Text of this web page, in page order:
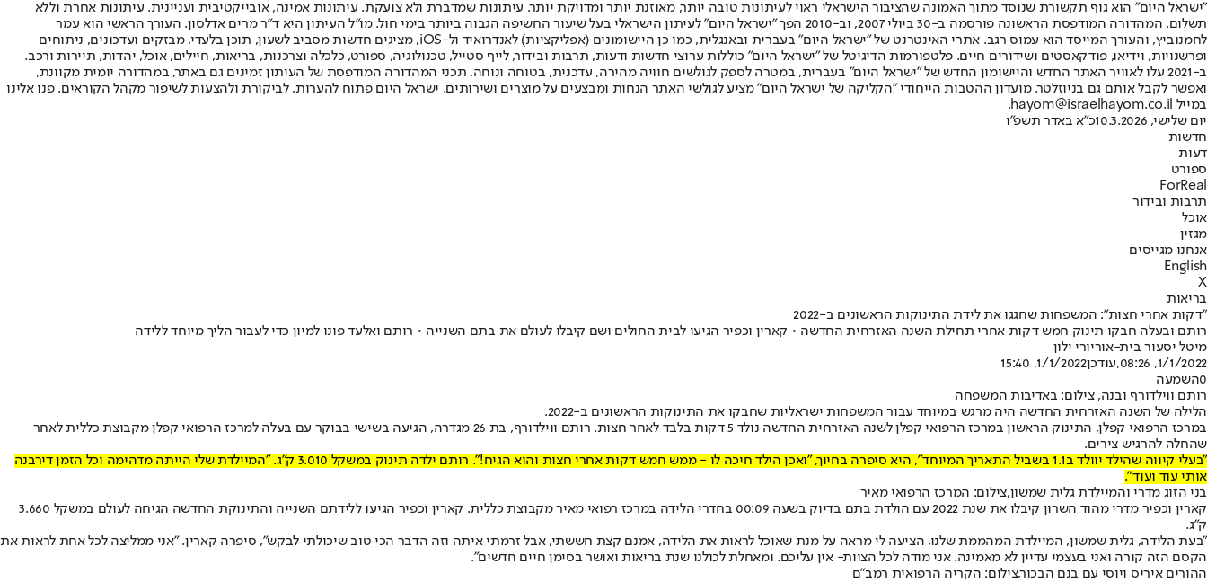
"ישראל היום" הוא גוף תקשורת שנוסד מתוך האמונה שהציבור הישראלי ראוי לעיתונות טובה יותר, מאוזנת יותר ומדויקת יותר. עיתונות שמדברת ולא צועקת. עיתונות אמינה, אובייקטיבית ועניינית. עיתונות אחרת וללא
תשלום. המהדורה המודפסת הראשונה פורסמה ב-30 ביולי 2007, וב-2010 הפך "ישראל היום" לעיתון הישראלי בעל שיעור החשיפה הגבוה ביותר בימי חול. מו"ל העיתון היא ד"ר מרים אדלסון. העורך הראשי הוא עמר
לחמנוביץ, והעורך המייסד הוא עמוס רגב. אתרי האינטרנט של "ישראל היום" בעברית ובאנגלית, כמו כן היישומונים (אפליקציות) לאנדרואיד ול-iOS, מציגים חדשות מסביב לשעון, תוכן בלעדי, מבזקים ועדכונים, ניתוחים
ופרשנויות, וידיאו, פודקאסטים ושידורים חיים. פלטפורמות הדיגיטל של "ישראל היום" כוללות ערוצי חדשות ודעות, תרבות ובידור, לייף סטייל, טכנולוגיה, ספורט, כלכלה וצרכנות, בריאות, חיילים, אוכל, יהדות, תיירות ורכב.
ב-2021 עלו לאוויר האתר החדש והיישומון החדש של "ישראל היום" בעברית, במטרה לספק לגולשים חוויה מהירה, עדכנית, בטוחה ונוחה. תכני המהדורה המודפסת של העיתון זמינים גם באתר, במהדורה יומית מקוונת,
ואפשר לקבל אותם גם בניוזלטר. מועדון ההטבות הייחודי "הקליקה של ישראל היום" מציע לגולשי האתר הנחות ומבצעים על מוצרים ושירותים. ישראל היום פתוח להערות, לביקורת ולהצעות לשיפור מקהל הקוראים. פנו אלינו
במייל hayom@israelhayom.co.il.
יום שלישי, 10.3.2026
כ"א באדר תשפ"ו
חדשות
דעות
ספורט
ForReal
תרבות ובידור
אוכל
מגזין
אנחנו מגייסים
English
X
בריאות
"דקות אחרי חצות": המשפחות שחגגו את לידת התינוקות הראשונים ב-2022
רותם ובעלה חבקו תינוק חמש דקות אחרי תחילת השנה האזרחית החדשה • קארין וכפיר הגיעו לבית החולים ושם קיבלו לעולם את בתם השנייה • רותם ואלעד פונו למיון כדי לעבור הליך מיוחד ללידה
מיטל יסעור בית-אוריורי ילון
1/1/2022, 08:26
,עודכן1/1/2022, 15:40
0השמעה
רותם ווילדורף ובנה, צילום: באדיבות המשפחה
הלילה של השנה האזרחית החדשה היה מרגש במיוחד עבור המשפחות ישראליות שחבקו את התינוקות הראשונים ב-2022.
במרכז הרפואי קפלן, התינוק הראשון במרכז הרפואי קפלן לשנה האזרחית החדשה נולד 5 דקות בלבד לאחר חצות. רותם ווילדורף, בת 26 מגדרה, הגיעה בשישי בבוקר עם בעלה למרכז הרפואי קפלן מקבוצת כללית לאחר
שהחלה להרגיש צירים.
"בעלי קיווה שהילד יוולד ב1.1 בשביל התאריך המיוחד", היא סיפרה בחיוך, "ואכן הילד חיכה לו - ממש חמש דקות אחרי חצות והוא הגיח!". רותם ילדה תינוק במשקל 3.010 ק"ג. "המיילדת שלי הייתה מדהימה וכל הזמן דירבנה
אותי עוד ועוד".
בני הזוג מדרי והמיילדת גלית שמשון,צילום: המרכז הרפואי מאיר
קארין וכפיר מדרי מהוד השרון קיבלו את שנת 2022 עם הולדת בתם בדיוק בשעה 00:09 בחדרי הלידה במרכז רפואי מאיר מקבוצת כללית. קארין וכפיר הגיעו ללידתם השנייה והתינוקת החדשה הגיחה לעולם במשקל 3.660
ק"ג.
"בעת הלידה, גלית שמשון, המיילדת המהממת שלנו, הציעה לי מראה על מנת שאוכל לראות את הלידה, אמנם קצת חששתי, אבל זרמתי איתה וזה הדבר הכי טוב שיכולתי לבקש", סיפרה קארין. "אני ממליצה לכל אחת לראות את
הקסם הזה קורה ואני בעצמי עדיין לא מאמינה. אני מודה לכל הצוות- אין עליכם. ומאחלת לכולנו שנת בריאות ואושר בסימן חיים חדשים".
ההורים איריס ויוסי עם בנם הבכור,צילום: הקריה הרפואית רמב״ם